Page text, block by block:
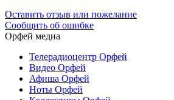
Оставить отзыв или пожелание
Сообщить об ошибке
Орфей медиа
Телерадиоцентр Орфей
Видео Орфей
Афиша Орфей
Ноты Орфей